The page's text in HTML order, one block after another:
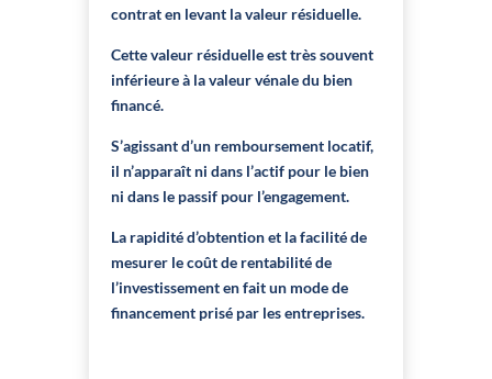
contrat en levant la valeur résiduelle.
Cette valeur résiduelle est très souvent
inférieure à la valeur vénale du bien
financé.
S’agissant d’un remboursement locatif,
il n’apparaît ni dans l’actif pour le bien
ni dans le passif pour l’engagement.
La rapidité d’obtention et la facilité de
mesurer le coût de rentabilité de
l’investissement en fait un mode de
financement prisé par les entreprises.